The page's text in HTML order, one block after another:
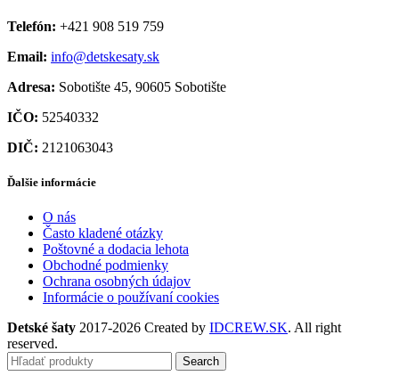
Telefón: +421 908 519 759
Email: info@detskesaty.sk
Adresa: Sobotište 45, 90605 Sobotište
IČO: 52540332
DIČ: 2121063043
Ďalšie informácie
O nás
Často kladené otázky
Poštovné a dodacia lehota
Obchodné podmienky
Ochrana osobných údajov
Informácie o používaní cookies
Detské šaty 2017-2026 Created by IDCREW.SK. All right
reserved.
Search